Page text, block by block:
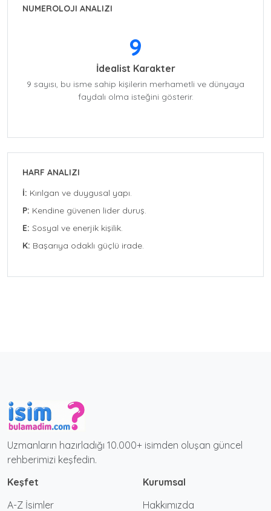
NUMEROLOJI ANALIZI
9
İdealist Karakter
9 sayısı, bu isme sahip kişilerin merhametli ve dünyaya
faydalı olma isteğini gösterir.
HARF ANALIZI
İ: Kırılgan ve duygusal yapı.
P: Kendine güvenen lider duruş.
E: Sosyal ve enerjik kişilik.
K: Başarıya odaklı güçlü irade.
Uzmanların hazırladığı 10.000+ isimden oluşan güncel
rehberimizi keşfedin.
Keşfet
A-Z İsimler
Kurumsal
Hakkımızda